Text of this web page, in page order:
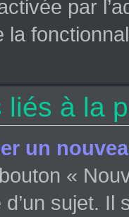
par
la
liés à la
un
«
sujet.